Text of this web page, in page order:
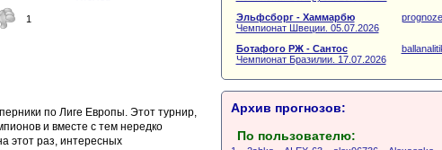
1
по Лиге Европы. Этот турнир,
и вместе с тем нередко
этот раз, интересных
Эльфсборг - Хаммарбю
Чемпионат Швеции. 05.07.2026
Ботафого РЖ - Сантос
Чемпионат Бразилии. 17.07.2026
Архив прогнозов:
По пользователю: